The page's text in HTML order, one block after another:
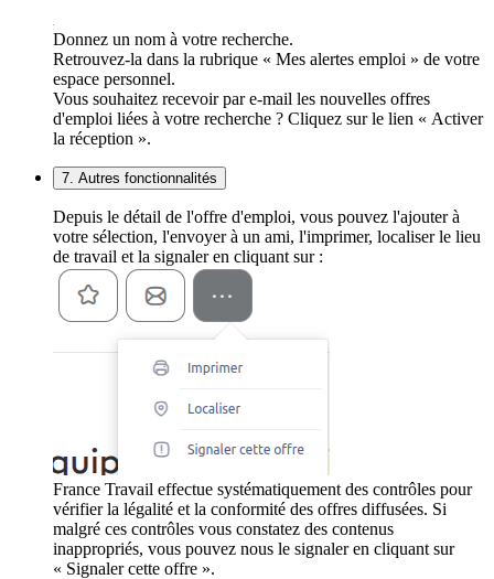
Donnez un nom à votre recherche.
Retrouvez-la dans la rubrique « Mes alertes emploi » de votre
espace personnel.
Vous souhaitez recevoir par e-mail les nouvelles offres
d'emploi liées à votre recherche ? Cliquez sur le lien « Activer
la réception ».
7. Autres fonctionnalités
Depuis le détail de l'offre d'emploi, vous pouvez l'ajouter à
votre sélection, l'envoyer à un ami, l'imprimer, localiser le lieu
de travail et la signaler en cliquant sur :
France Travail effectue systématiquement des contrôles pour
vérifier la légalité et la conformité des offres diffusées. Si
malgré ces contrôles vous constatez des contenus
inappropriés, vous pouvez nous le signaler en cliquant sur
« Signaler cette offre ».